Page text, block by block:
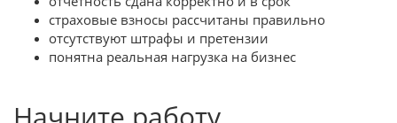
страховые взносы рассчитаны правильно
отсутствуют штрафы и претензии
понятна реальная нагрузка на бизнес